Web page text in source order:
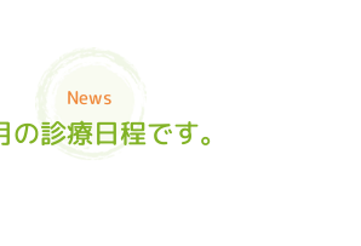
News
の診療日程です。